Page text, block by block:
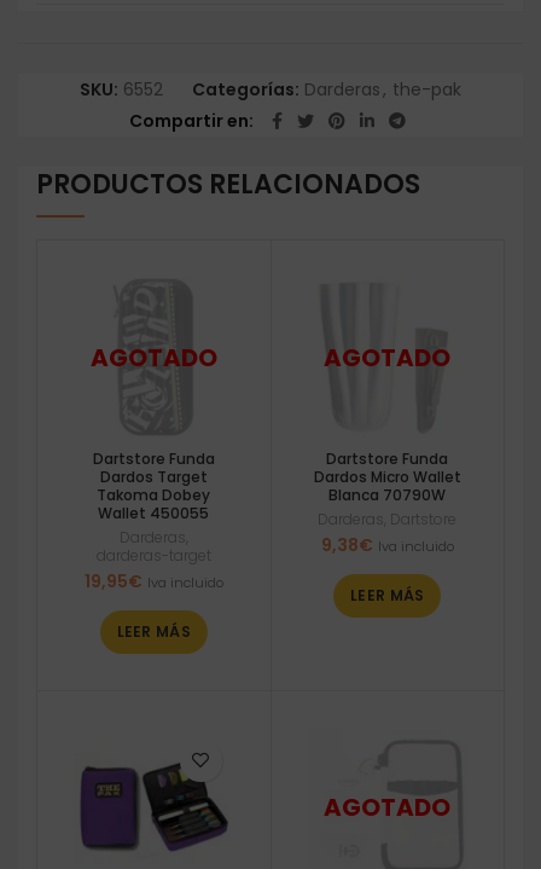
SKU: 6552 Categorías: Darderas, the-pak
Compartir en
PRODUCTOS RELACIONADOS
Dartstore Funda
Dardos Target
Takoma Dobey
Wallet 450055
Darderas
darderas-target
19,95€ Iva incluido
LEER MÁS
Dartstore Funda
Dardos Micro Wallet
Blanca 70790W
Darderas Dartstore
9,38€ Iva incluido
LEER MÁS